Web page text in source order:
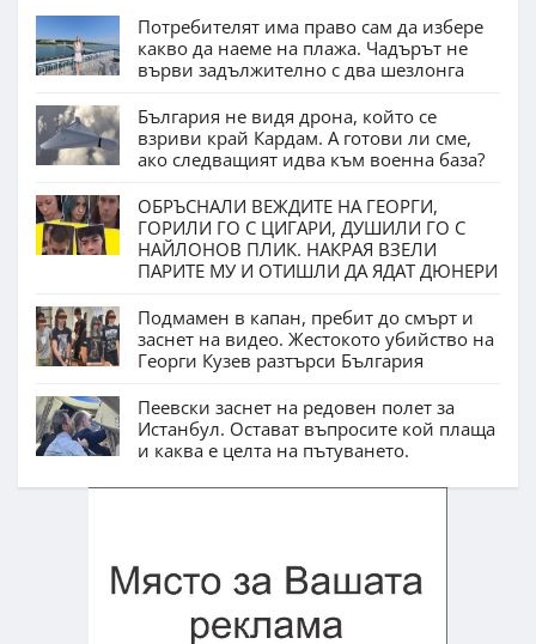
Потребителят има право сам да избере
какво да наеме на плажа. Чадърът не
върви задължително с два шезлонга
България не видя дрона, който се
взриви край Кардам. А готови ли сме,
ако следващият идва към военна база?
ОБРЪСНАЛИ ВЕЖДИТЕ НА ГЕОРГИ,
ГОРИЛИ ГО С ЦИГАРИ, ДУШИЛИ ГО С
НАЙЛОНОВ ПЛИК. НАКРАЯ ВЗЕЛИ
ПАРИТЕ МУ И ОТИШЛИ ДА ЯДАТ ДЮНЕРИ
Подмамен в капан, пребит до смърт и
заснет на видео. Жестокото убийство на
Георги Кузев разтърси България
Пеевски заснет на редовен полет за
Истанбул. Остават въпросите кой плаща
и каква е целта на пътуването.